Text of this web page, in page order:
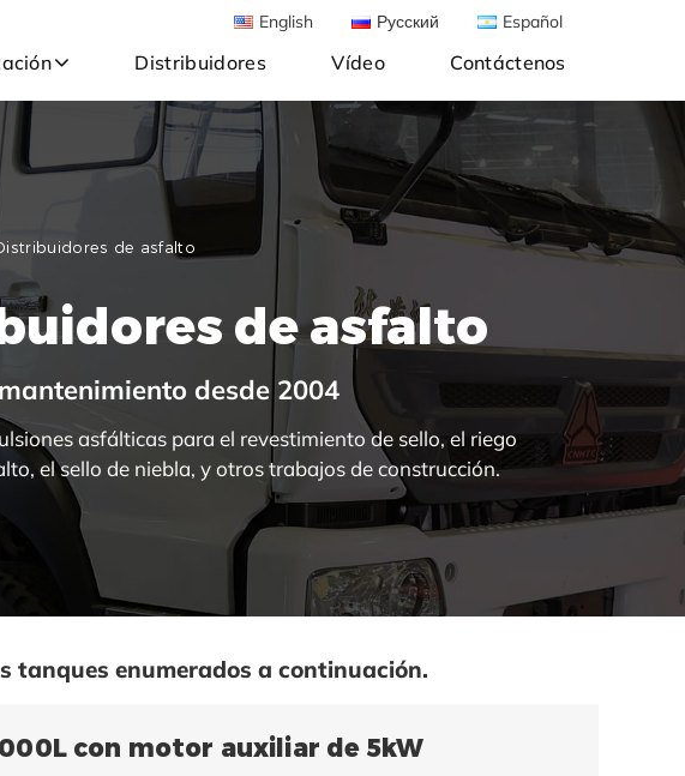
English Русский Español
Distribuidores Vídeo Contáctenos
de asfalto
de asfalto
desde 2004
asfálticas para el revestimiento de sello, el riego
el sello de niebla, y otros trabajos de construcción.
tanques enumerados a continuación.
con motor auxiliar de 5kW